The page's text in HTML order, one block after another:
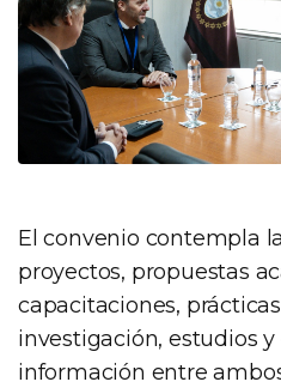
El convenio contempla
proyectos, propuestas
capacitaciones,
investigación, estudios
información entre